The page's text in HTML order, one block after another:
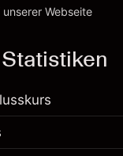
unserer Webseite